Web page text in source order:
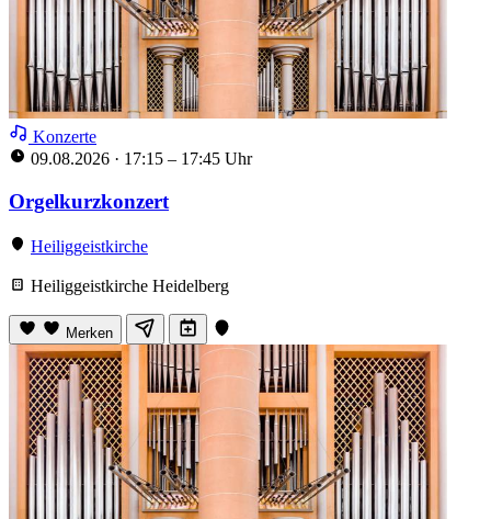
Konzerte
09.08.2026 · 17:15 – 17:45 Uhr
Orgelkurzkonzert
Heiliggeistkirche
Heiliggeistkirche Heidelberg
Merken